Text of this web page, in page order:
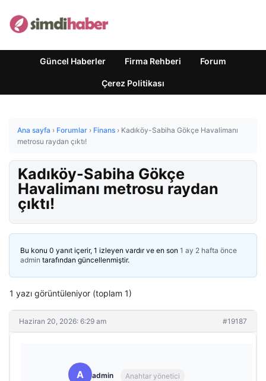
Güncel Haberler Firma Rehberi Forum
Çerez Politikası
Ana sayfa › Forumlar › Finans › Kadıköy-Sabiha Gökçe Havalimanı
metrosu raydan çıktı!
Kadıköy-Sabiha Gökçe
Havalimanı metrosu raydan
çıktı!
Bu konu 0 yanıt içerir, 1 izleyen vardır ve en son 1 ay 2 hafta önce
admin tarafından güncellenmiştir.
1 yazı görüntüleniyor (toplam 1)
Haziran 20, 2026: 6:29 am #19187
A admin Anahtar yönetici